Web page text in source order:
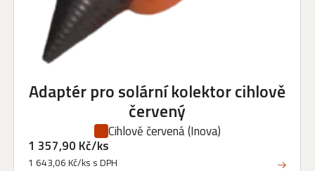
Adaptér pro solární kolektor cihlově
červený
Cihlově červená(Inova)
1 357,90 Kč/ks
1 643,06 Kč/ks s DPH